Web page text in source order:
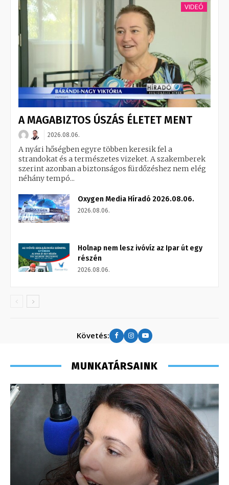
VIDEÓ
A MAGABIZTOS ÚSZÁS ÉLETET MENT
2026.08.06.
A nyári hőségben egyre többen keresik fel a
strandokat és a természetes vizeket. A szakemberek
szerint azonban a biztonságos fürdőzéshez nem elég
néhány tempó...
Oxygen Media Híradó 2026.08.06.
2026.08.06.
Holnap nem lesz ivóvíz az Ipar út egy
részén
2026.08.06.
Követés:
MUNKATÁRSAINK